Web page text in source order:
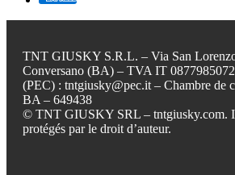
TNT GIUSKY S.R.L. – Via San
Conversano (BA) – TVA IT
(PEC) : tntgiusky@pec.it – Chambre de
BA – 649438
© TNT GIUSKY SRL – tntgiusky.com.
protégés par le droit d’auteur.